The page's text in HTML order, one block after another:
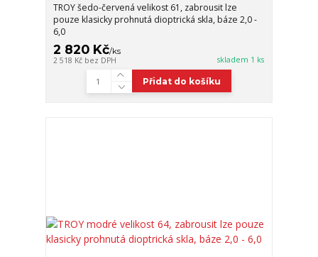
TROY šedo-červená velikost 61, zabrousit lze
pouze klasicky prohnutá dioptrická skla, báze 2,0 -
6,0
2 820 Kč/ks
2 518 Kč bez DPH skladem 1 ks
Přidat do košíku